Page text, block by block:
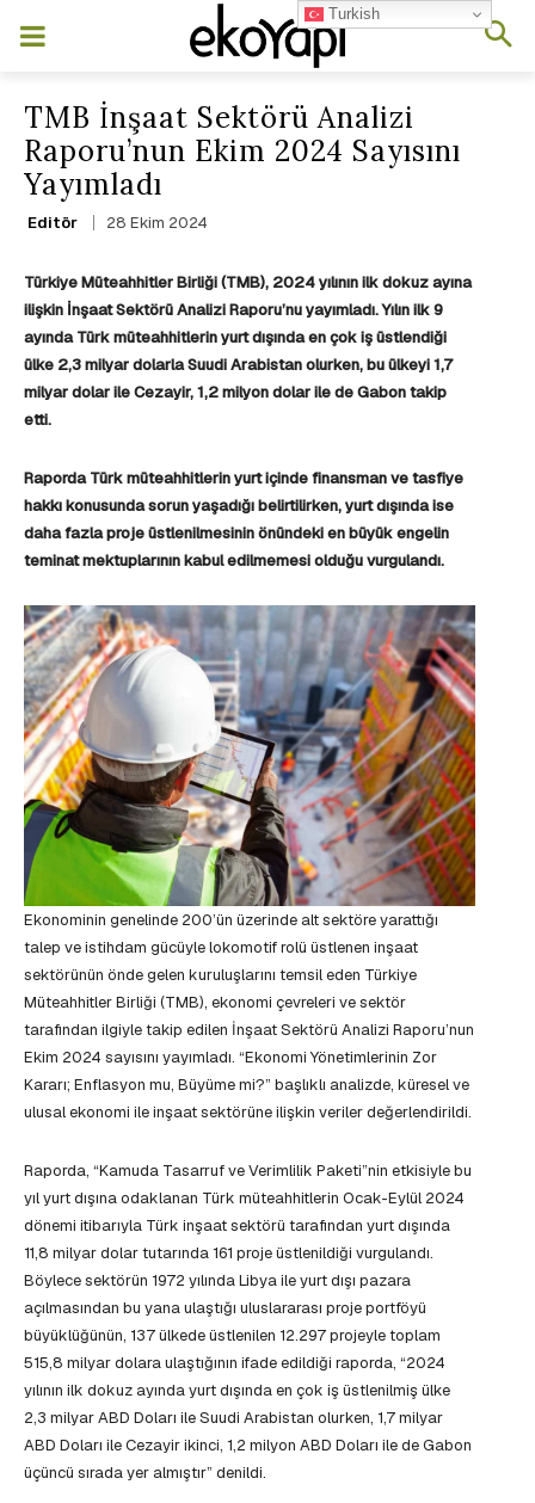
TMB İnşaat Sektörü Analizi
Raporu’nun Ekim 2024 Sayısını
Yayımladı
Editör 28 Ekim 2024
Türkiye Müteahhitler Birliği (TMB), 2024 yılının ilk dokuz ayına
ilişkin İnşaat Sektörü Analizi Raporu’nu yayımladı. Yılın ilk 9
ayında Türk müteahhitlerin yurt dışında en çok iş üstlendiği
ülke 2,3 milyar dolarla Suudi Arabistan olurken, bu ülkeyi 1,7
milyar dolar ile Cezayir, 1,2 milyon dolar ile de Gabon takip
etti.
Raporda Türk müteahhitlerin yurt içinde finansman ve tasfiye
hakkı konusunda sorun yaşadığı belirtilirken, yurt dışında ise
daha fazla proje üstlenilmesinin önündeki en büyük engelin
teminat mektuplarının kabul edilmemesi olduğu vurgulandı.
Ekonominin genelinde 200’ün üzerinde alt sektöre yarattığı
talep ve istihdam gücüyle lokomotif rolü üstlenen inşaat
sektörünün önde gelen kuruluşlarını temsil eden Türkiye
Müteahhitler Birliği (TMB), ekonomi çevreleri ve sektör
tarafından ilgiyle takip edilen İnşaat Sektörü Analizi Raporu’nun
Ekim 2024 sayısını yayımladı. “Ekonomi Yönetimlerinin Zor
Kararı; Enflasyon mu, Büyüme mi?” başlıklı analizde, küresel ve
ulusal ekonomi ile inşaat sektörüne ilişkin veriler değerlendirildi.
Raporda, “Kamuda Tasarruf ve Verimlilik Paketi”nin etkisiyle bu
yıl yurt dışına odaklanan Türk müteahhitlerin Ocak-Eylül 2024
dönemi itibarıyla Türk inşaat sektörü tarafından yurt dışında
11,8 milyar dolar tutarında 161 proje üstlenildiği vurgulandı.
Böylece sektörün 1972 yılında Libya ile yurt dışı pazara
açılmasından bu yana ulaştığı uluslararası proje portföyü
büyüklüğünün, 137 ülkede üstlenilen 12.297 projeyle toplam
515,8 milyar dolara ulaştığının ifade edildiği raporda, “2024
yılının ilk dokuz ayında yurt dışında en çok iş üstlenilmiş ülke
2,3 milyar ABD Doları ile Suudi Arabistan olurken, 1,7 milyar
ABD Doları ile Cezayir ikinci, 1,2 milyon ABD Doları ile de Gabon
üçüncü sırada yer almıştır” denildi.
Turkish